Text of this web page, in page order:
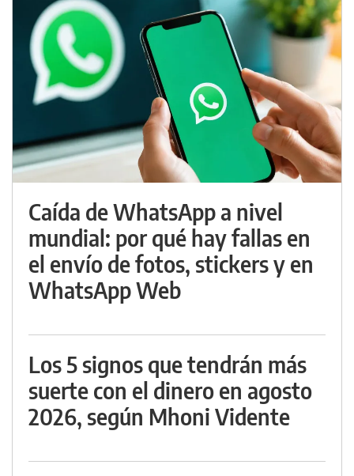
Caída de WhatsApp a nivel
mundial: por qué hay fallas en
el envío de fotos, stickers y en
WhatsApp Web
Los 5 signos que tendrán más
suerte con el dinero en agosto
2026, según Mhoni Vidente